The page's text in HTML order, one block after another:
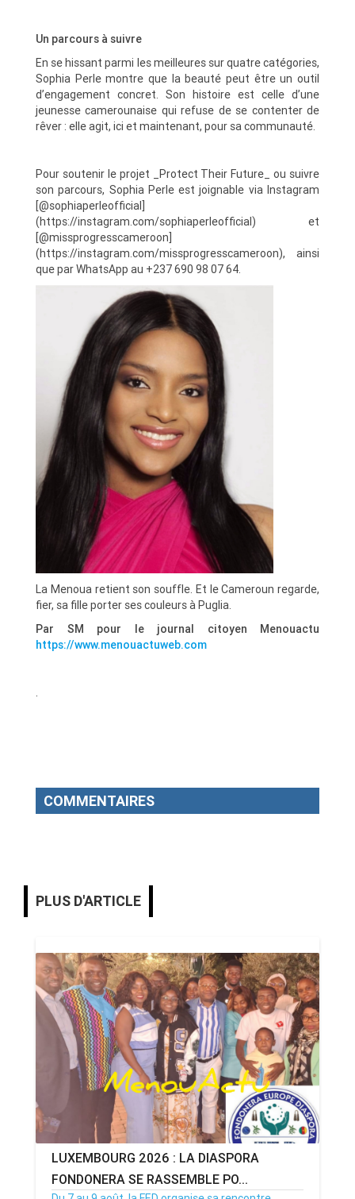
Un parcours à suivre
En se hissant parmi les meilleures sur quatre catégories,
Sophia Perle montre que la beauté peut être un outil
d’engagement concret. Son histoire est celle d’une
jeunesse camerounaise qui refuse de se contenter de
rêver : elle agit, ici et maintenant, pour sa communauté.
Pour soutenir le projet _Protect Their Future_ ou suivre
son parcours, Sophia Perle est joignable via Instagram
[@sophiaperleofficial]
(https://instagram.com/sophiaperleofficial) et
[@missprogresscameroon]
(https://instagram.com/missprogresscameroon), ainsi
que par WhatsApp au +237 690 98 07 64.
La Menoua retient son souffle. Et le Cameroun regarde,
fier, sa fille porter ses couleurs à Puglia.
Par SM pour le journal citoyen Menouactu
https://www.menouactuweb.com
.
COMMENTAIRES
PLUS D'ARTICLE
LUXEMBOURG 2026 : LA DIASPORA
FONDONERA SE RASSEMBLE PO...